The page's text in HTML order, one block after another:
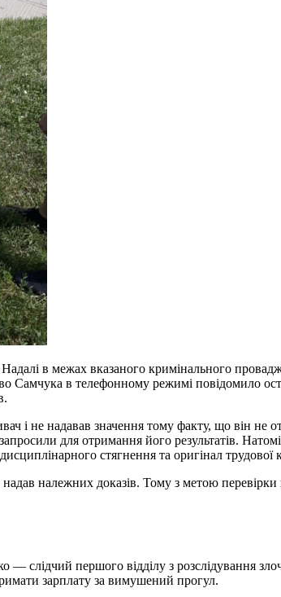
в межах вказаного кримінального
в телефонному режимі повідомило
і не надавав значення тому факту, що він
для отримання його результатів.
стягнення та оригінал
належних доказів. Тому з метою
першого відділу з розслідування
зарплату за вимушений прогул.